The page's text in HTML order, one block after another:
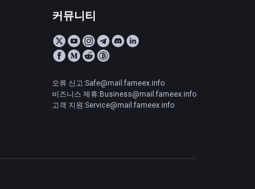
커뮤니티
오류 신고:Safe@mail.fameex.info
비즈니스 제휴:Business@mail.fameex.info
고객 지원:Service@mail.fameex.info